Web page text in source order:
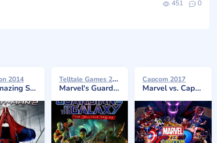
451 0
2014
Spider-Man 2
Telltale Games 2017
Marvel's Guardians of the Galaxy: The Telltale Series
Capcom 2017
Marvel vs. Capcom: Infinite